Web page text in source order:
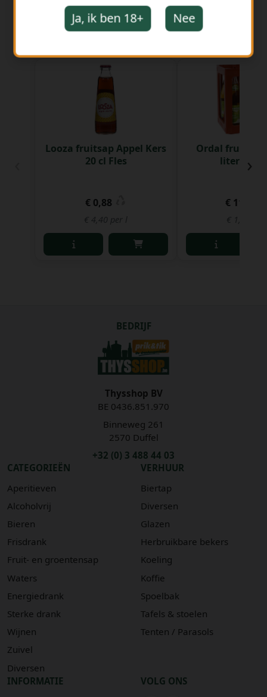
GERELATEERDE PRODUCTEN
Looza fruitsap Appel Kers
20 cl Fles
€ 0,88
€ 4,40 per l
Ordal fruitsap
liter Bak
€ 11,47
€ 1,92
›
BEDRIJF
Thysshop BV
BE 0436.851.970
Binneweg 261
2570 Duffel
+32 (0) 3 488 44 03
CATEGORIEËN
Aperitieven
Alcoholvrij
Bieren
Frisdrank
Fruit- en groentensap
Waters
Energiedrank
Sterke drank
Wijnen
Zuivel
Diversen
VERHUUR
Biertap
Diversen
Glazen
Herbruikbare bekers
Koeling
Koffie
Spoelbak
Tafels & stoelen
Tenten / Parasols
INFORMATIE
VOLG ONS
Ja, ik ben 18+ Nee